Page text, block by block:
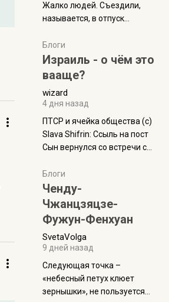
Жалко людей. Съездили,
называется, в отпуск...
Блоги
Израиль - о чём это
вааще?
wizard
4 дня назад
ПТСР и ячейка общества (с)
Slava Shifrin: Ссыль на пост
Сын вернулся со встречи с
уже, как демобилизовались,
а продолжают встречаться
почти каждую неделю) и с
порога сообщил: "Эйтан
разводится!" Эйтан -
мальчик из религиозной
семьи, из тех, кого называют
"вязаные кипы". С 2022-го
Блоги
Ченду-
Чжанцзяцзе-
Фужун-Фенхуан
SvetaVolga
9 дней назад
Следующая точка –
«небесный петух клюет
зернышки», не пользуется